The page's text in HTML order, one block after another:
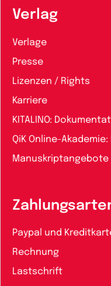
Verlag
Verlage
Presse
Lizenzen / Rights
Karriere
KITALINO:
QiK Online-
Manuskriptangebote
Paypal und
Rechnung
Lastschrift